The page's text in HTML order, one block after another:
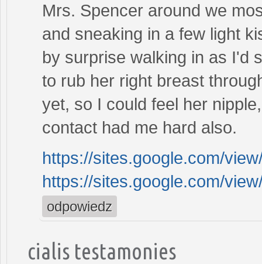
Mrs. Spencer around we
and sneaking in a few light
by surprise walking in as I'd
to rub her right breast
yet, so I could feel her
contact had me hard also.
https://sites.google.com/
https://sites.google.com/
odpowiedz
cialis testamonies